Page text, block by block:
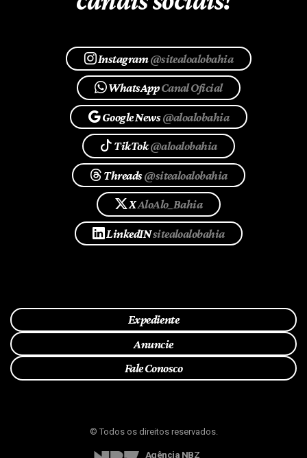
Instagram@sitealoalobahia
WhatsAppCanal Oficial
Google News @aloalobahia
TikTok@aloalobahia
Threads@sitealoalobahia
XAloAlo_Bahia
LinkedINsitealoalobahia
Expediente
Anuncie
Fale Conosco
© Todos os direitos reservados.
Agência NBZ